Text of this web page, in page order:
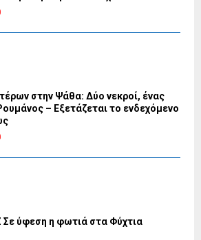
στην Ψάθα: Δύο νεκροί, ένας
– Εξετάζεται το ενδεχόμενο
Σε ύφεση η φωτιά στα Φύχτια